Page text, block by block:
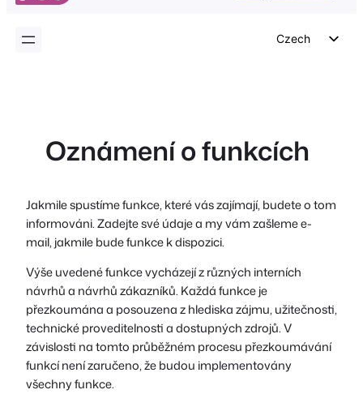
Czech
Spanish
Portuguese
French
Greek
Oznámení o funkcích
Jakmile spustíme funkce, které vás zajímají, budete o tom
informováni. Zadejte své údaje a my vám zašleme e-
mail, jakmile bude funkce k dispozici.
Výše uvedené funkce vycházejí z různých interních
návrhů a návrhů zákazníků. Každá funkce je
přezkoumána a posouzena z hlediska zájmu, užitečnosti,
technické proveditelnosti a dostupných zdrojů. V
závislosti na tomto průběžném procesu přezkoumávání
funkcí není zaručeno, že budou implementovány
všechny funkce.